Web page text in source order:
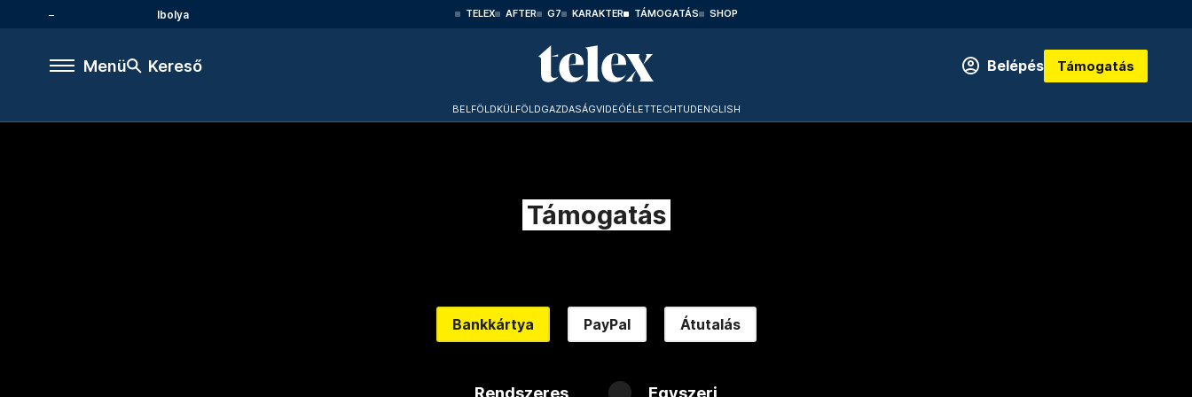
Ibolya TELEX AFTER G7 KARAKTER TÁMOGATÁS SHOP
Menü Kereső Belépés Támogatás
BELFÖLDKÜLFÖLDGAZDASÁGVIDEÓÉLETTECHTUDENGLISH
Támogatás
Bankkártya PayPal Átutalás
Rendszeres Egyszeri